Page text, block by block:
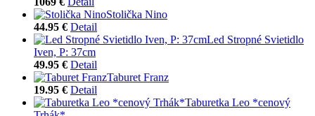
Stolička Nino
44.95 € Detail
Led Stropné Svietidlo
Iven, P: 37cm
49.95 € Detail
Taburet Franz
19.95 € Detail
Taburetka Leo *cenový